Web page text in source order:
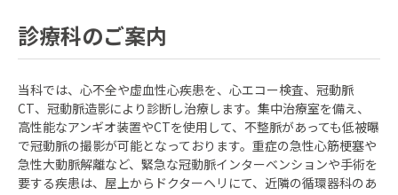
診療科のご案内
当科では、心不全や虚血性心疾患を、心エコー検査、冠動脈
CT、冠動脈造影により診断し治療します。集中治療室を備え、
高性能なアンギオ装置やCTを使用して、不整脈があっても低被曝
で冠動脈の撮影が可能となっております。重症の急性心筋梗塞や
急性大動脈解離など、緊急な冠動脈インターベンションや手術を
要する疾患は、屋上からドクターヘリにて、近隣の循環器科のあ